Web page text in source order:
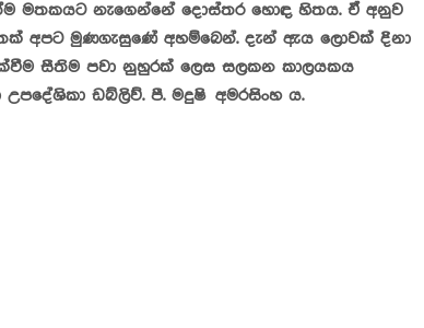
මතකයට නැගෙන්නේ දොස්තර හොඳ හිතය. ඒ අනුව
අපට මුණගැසුණේ අහම්බෙන්. දැන් ඇය ලොවක් දිනා
සීතිම පවා නුහුරක් ලෙස සලකන කාලයකය
ඩබ්ලිව්. පී. මදුෂි අමරසිංහ ය.